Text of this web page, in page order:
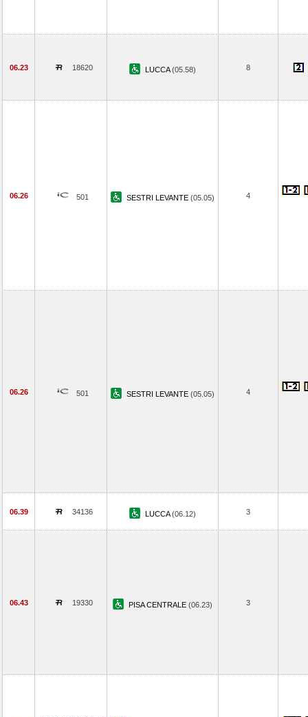
06.23 18620 LUCCA(05.58) 8
06.26 501 SESTRI LEVANTE (05.05) 4
06.26 501 SESTRI LEVANTE (05.05) 4
06.39 34136 LUCCA(06.12) 3
06.43 19330 PISA CENTRALE (06.23) 3